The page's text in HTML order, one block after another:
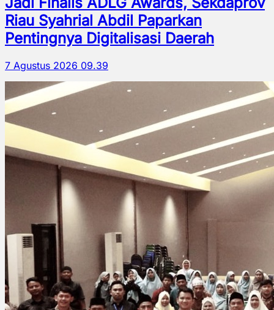
Riau Syahrial Abdil Paparkan
Pentingnya Digitalisasi Daerah
7 Agustus 2026 09.39